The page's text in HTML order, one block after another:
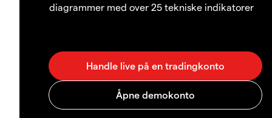
diagrammer med over 25 tekniske indikatorer